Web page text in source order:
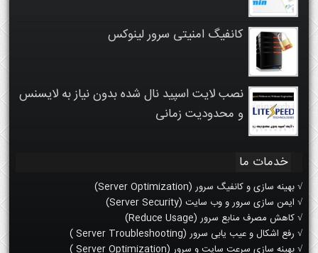
کانفیگ امنیتی سرور لینوکس
نصب لایت اسپید نال شده بدون نیاز به لایسنس
و محدودیت زمانی
خدمات ما
√ بهینه سازی و کانفیگ سرور (Server Optimization)
√ ایمن سازی سرور و وب سایت (Server Security)
√ کاهش مصرف منابع سرور (Reduce Usage)
√ رفع اشکال و عیب یابی سرور (Server Troubleshooting )
√ بهینه سازی سرعت سایت و سرور (Server Optimization )